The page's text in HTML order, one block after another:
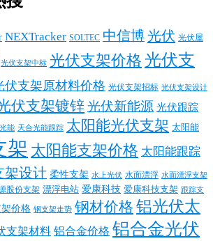
NEXTracker SOLTEC 中信博光伏 光伏屋
光伏支架中标 光伏支架价格 光伏支
伏支架原材料价格 光伏支架招标 光伏支架设计
伏支架镀锌光伏新能源 光伏跟踪
能 天合光能跟踪 太阳能光伏支架 太阳能
架 太阳能支架价格 太阳能跟踪
架设计 柔性支架 水上光伏 水面漂浮 水面漂浮支架
股份支架 漂浮电站 爱康科技 爱康科技支架 跟踪支
价格 钢支架走势 钢材价格 铝光伏太
支架材料 铝合金价格 铝合金光伏